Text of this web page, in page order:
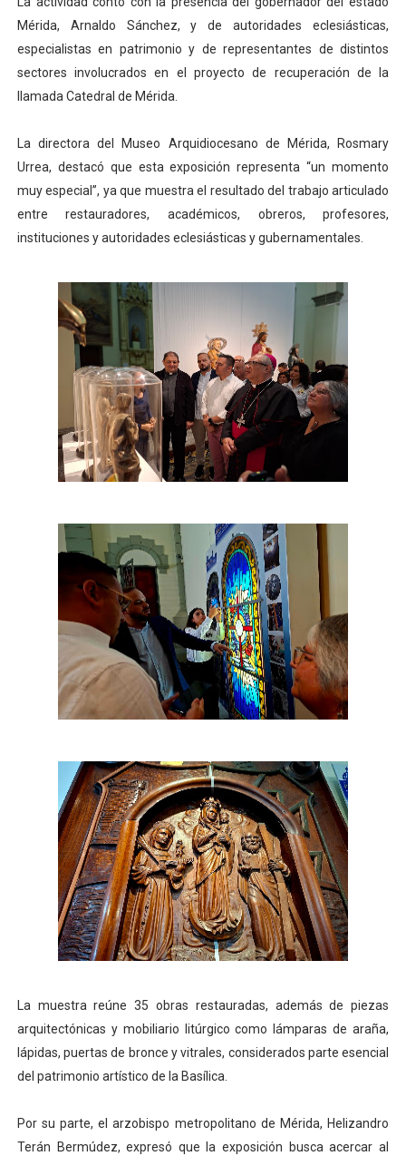
Plan Vacacional "Venezuela Ríe 2026" brinda
Inicia el plan vacacional Venezuela Renace en el
Mérida, Arnaldo Sánchez, y de autoridades eclesiásticas,
especialistas en patrimonio y de representantes de distintos
sectores involucrados en el proyecto de recuperación de la
llamada Catedral de Mérida.
La directora del Museo Arquidiocesano de Mérida, Rosmary
Urrea, destacó que esta exposición representa “un momento
muy especial”, ya que muestra el resultado del trabajo articulado
entre restauradores, académicos, obreros, profesores,
instituciones y autoridades eclesiásticas y gubernamentales.
La muestra reúne 35 obras restauradas, además de piezas
arquitectónicas y mobiliario litúrgico como lámparas de araña,
lápidas, puertas de bronce y vitrales, considerados parte esencial
del patrimonio artístico de la Basílica.
Por su parte, el arzobispo metropolitano de Mérida, Helizandro
Terán Bermúdez, expresó que la exposición busca acercar al